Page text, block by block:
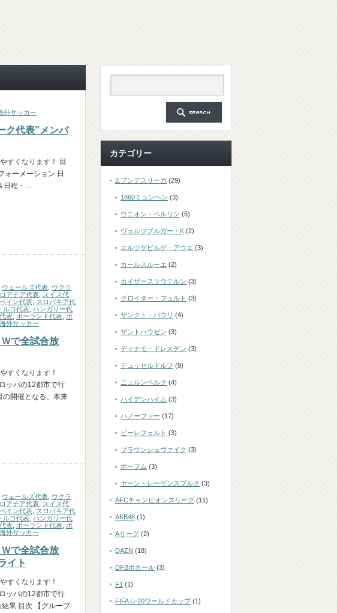
外サッカー
ク代表”メンバ
すくなります！ 目
ォーメーション 日
日程・…
ウェールズ代表 ウクラ
アチア代表 スイス代
イン代表 スロバキア代
ルコ代表 ハンガリー代
表 ポーランド代表 ポ
海外サッカー
で全試合放
すくなります！
ッパの12都市で行
の開催となる。本来
ウェールズ代表 ウクラ
アチア代表 スイス代
イン代表 スロバキア代
ルコ代表 ハンガリー代
表 ポーランド代表 ポ
海外サッカー
で全試合放
イト
すくなります！
ッパの12都市で行
果 目次 【グループ
カテゴリー
2.ブンデスリーガ (29)
1860ミュンヘン (3)
ウニオン・ベルリン (5)
ヴュルツブルガー・K (2)
エルツゲビルゲ・アウエ (3)
カールスルーエ (2)
カイザースラウテルン (3)
グロイター・フュルト (3)
ザンクト・パウリ (4)
ザントハウゼン (3)
ディナモ・ドレスデン (3)
デュッセルドルフ (9)
ニュルンベルク (4)
ハイデンハイム (3)
ハノーファー (17)
ビーレフェルト (3)
ブラウンシュヴァイク (3)
ボーフム (3)
ヤーン・レーゲンスブルク (3)
AFCチャンピオンズリーグ (11)
AKB48 (1)
Aリーグ (2)
DAZN (18)
DFBポカール (3)
F1 (1)
FIFA U-20ワールドカップ(1)